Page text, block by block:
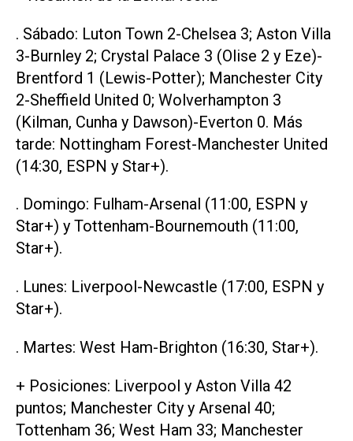
. Sábado: Luton Town 2-Chelsea 3; Aston Villa
3-Burnley 2; Crystal Palace 3 (Olise 2 y Eze)-
Brentford 1 (Lewis-Potter); Manchester City
2-Sheffield United 0; Wolverhampton 3
(Kilman, Cunha y Dawson)-Everton 0. Más
tarde: Nottingham Forest-Manchester United
(14:30, ESPN y Star+).
. Domingo: Fulham-Arsenal (11:00, ESPN y
Star+) y Tottenham-Bournemouth (11:00,
Star+).
. Lunes: Liverpool-Newcastle (17:00, ESPN y
Star+).
. Martes: West Ham-Brighton (16:30, Star+).
+ Posiciones: Liverpool y Aston Villa 42
puntos; Manchester City y Arsenal 40;
Tottenham 36; West Ham 33; Manchester